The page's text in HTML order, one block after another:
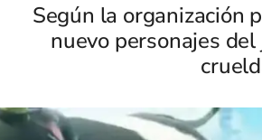
Según la organización
nuevo personajes